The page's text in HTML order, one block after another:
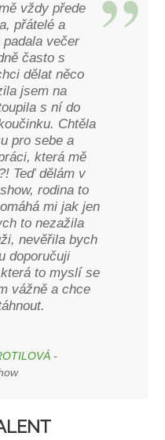
vždy přede
přátelé a
večer
často s
dělat něco
jsem na
s ní do
Chtěla
pro sebe a
která mě
Teď dělám v
rodina to
mi jak jen
to nezažila
nevěřila bych
doporučuji
to myslí se
vážně a chce
-